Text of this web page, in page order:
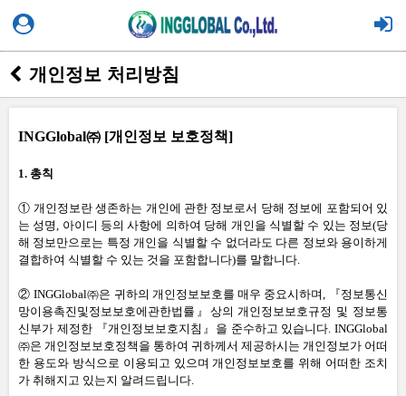
개인정보 처리방침
INGGlobal㈜ [개인정보 보호정책]
1. 총칙
① 개인정보란 생존하는 개인에 관한 정보로서 당해 정보에 포함되어 있
는 성명, 아이디 등의 사항에 의하여 당해 개인을 식별할 수 있는 정보(당
해 정보만으로는 특정 개인을 식별할 수 없더라도 다른 정보와 용이하게
결합하여 식별할 수 있는 것을 포함합니다)를 말합니다.
② INGGlobal㈜은 귀하의 개인정보보호를 매우 중요시하며,
『정보통신
망이용촉진및정보보호에관한법률』상의 개인정보보호규정 및 정보통
신부가 제정한 『개인정보보호지침』을 준수하고 있습니다. INGGlobal
㈜은 개인정보보호정책을 통하여 귀하께서 제공하시는 개인정보가 어떠
한 용도와 방식으로 이용되고 있으며 개인정보보호를 위해 어떠한 조치
가 취해지고 있는지 알려드립니다.